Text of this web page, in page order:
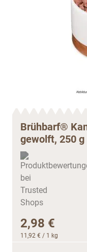
Brühbarf®
gewolft, 250 g
2,98 €
11,92 € / 1 kg